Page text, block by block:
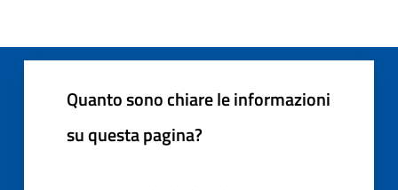
Quanto sono chiare le informazioni
su questa pagina?